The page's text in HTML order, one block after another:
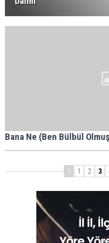
Bana Ne (Ben Bülbül
1 2 3